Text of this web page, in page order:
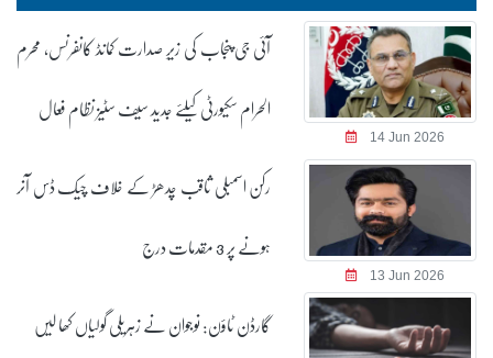
14 Jun 2026
آئی جی پنجاب کی زیرِ صدارت کمانڈ کانفرنس، محرم
الحرام سکیورٹی کیلئے جدید سیف سٹیز نظام فعال
13 Jun 2026
رکن اسمبلی ثاقب چدھڑ کے خلاف چیک ڈس آنر
ہونے پر 3 مقدمات درج
گارڈن ٹاؤن: نوجوان نے زہریلی گولیاں کھا لیں